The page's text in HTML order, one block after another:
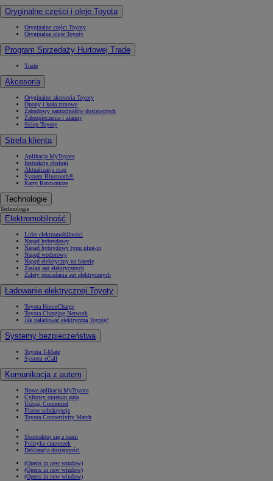
Oryginalne części i oleje Toyota
Oryginalne części Toyoty
Oryginalne oleje Toyoty
Program Sprzedaży Hurtowej Trade
Trade
Akcesoria
Oryginalne akcesoria Toyoty
Opony i koła zimowe
Zabudowy samochodów dostawczych
Zabezpieczenia i alarmy
Sklep Toyoty
Strefa klienta
Aplikacja MyToyota
Instrukcje obsługi
Aktualizacja map
System Bluetooth®
Karty Ratownicze
Technologie
Technologie
Elektromobilność
Lider elektromobilności
Napęd hybrydowy
Napęd hybrydowy typu plug-in
Napęd wodorowy
Napęd elektryczny na baterię
Zasięg aut elektrycznych
Zalety posiadania aut elektrycznych
Ładowanie elektrycznej Toyoty
Toyota HomeCharge
Toyota Charging Network
Jak naładować elektryczną Toyotę?
Systemy bezpieczeństwa
Toyota T-Mate
System eCall
Komunikacja z autem
Nowa aplikacja MyToyota
Cyfrowy opiekun auta
Usługi Connected
Płatne subskrypcje
Toyota Connectivity Match
Skontaktuj się z nami
Polityka ciasteczek
Deklaracja dostępności
(Opens in new window)
(Opens in new window)
(Opens in new window)